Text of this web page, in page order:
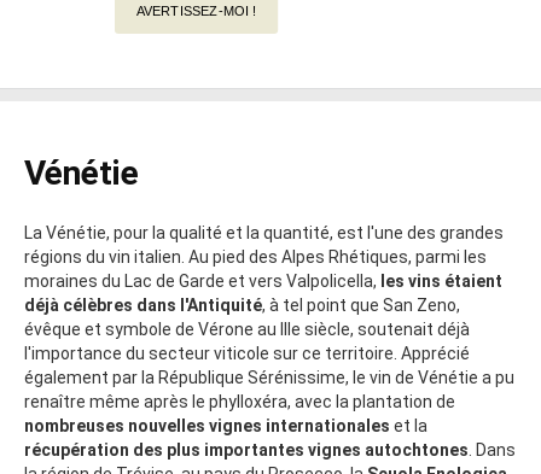
AVERTISSEZ-MOI !
Vénétie
La Vénétie, pour la qualité et la quantité, est l'une des grandes
régions du vin italien. Au pied des Alpes Rhétiques, parmi les
moraines du Lac de Garde et vers Valpolicella, les vins étaient
déjà célèbres dans l'Antiquité, à tel point que San Zeno,
évêque et symbole de Vérone au IIIe siècle, soutenait déjà
l'importance du secteur viticole sur ce territoire. Apprécié
également par la République Sérénissime, le vin de Vénétie a pu
renaître même après le phylloxéra, avec la plantation de
nombreuses nouvelles vignes internationales et la
récupération des plus importantes vignes autochtones . Dans